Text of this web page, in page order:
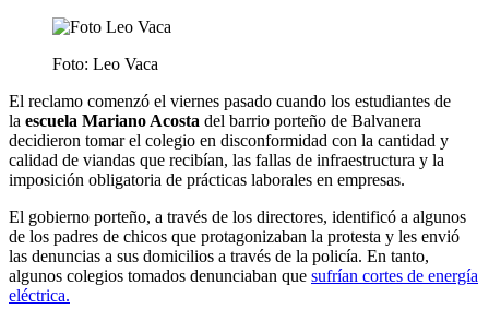
Foto: Leo Vaca
El reclamo comenzó el viernes pasado cuando los estudiantes de
la escuela Mariano Acosta del barrio porteño de Balvanera
decidieron tomar el colegio en disconformidad con la cantidad y
calidad de viandas que recibían, las fallas de infraestructura y la
imposición obligatoria de prácticas laborales en empresas.
El gobierno porteño, a través de los directores, identificó a algunos
de los padres de chicos que protagonizaban la protesta y les envió
las denuncias a sus domicilios a través de la policía. En tanto,
algunos colegios tomados denunciaban que sufrían cortes de energía
eléctrica.